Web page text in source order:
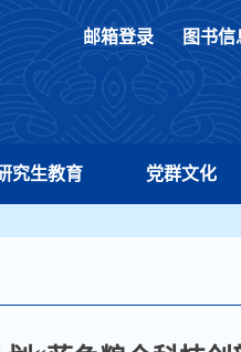
邮箱登录 图书信
究生教育 党群文化